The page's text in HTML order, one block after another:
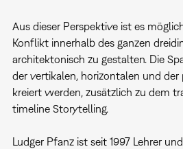
Aus dieser Perspektive ist es
Konflikt innerhalb des ganzen
architektonisch zu gestalten. Die
der vertikalen, horizontalen und der
kreiert werden, zusätzlich zu dem
timeline Storytelling.
Ludger Pfanz ist seit 1997 Lehrer